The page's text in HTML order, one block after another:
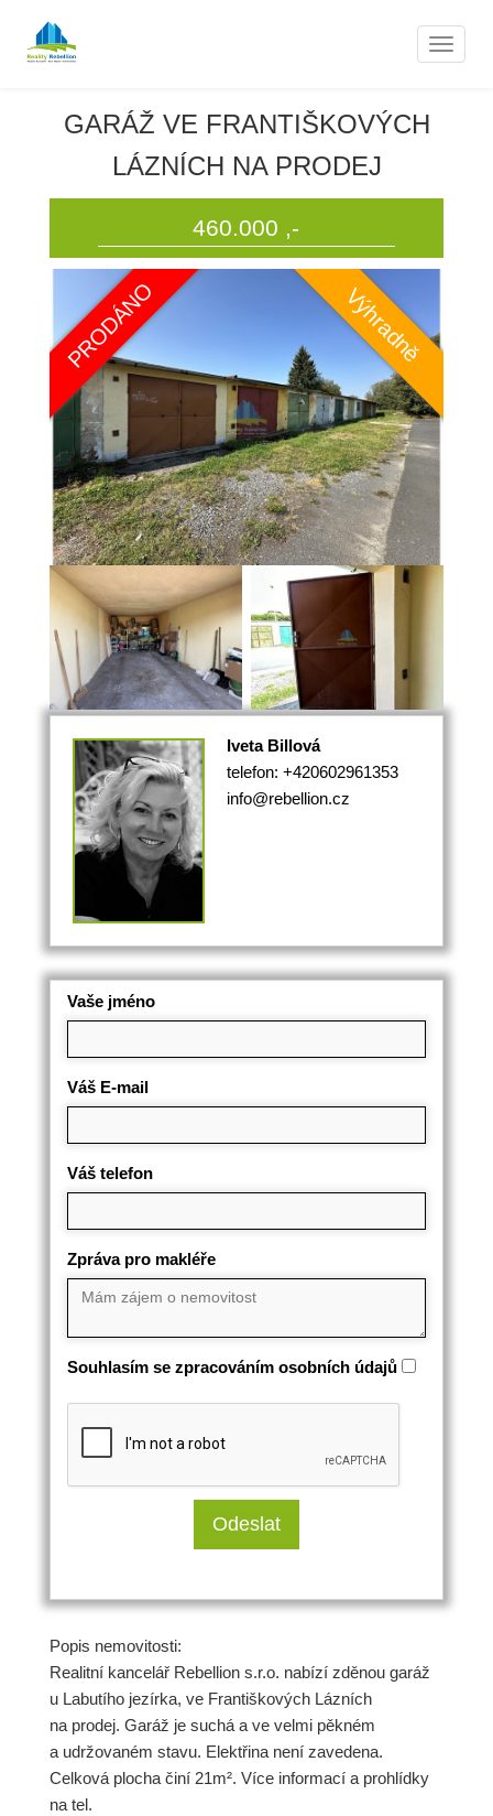
Nemovitosti
GARÁŽ VE FRANTIŠKOVÝCH
LÁZNÍCH NA PRODEJ
460.000 ,-
Iveta Billová
telefon: +420602961353
info@rebellion.cz
Vaše jméno
Váš E-mail
Váš telefon
Zpráva pro makléře
Souhlasím se zpracováním osobních údajů
Popis nemovitosti:
Realitní kancelář Rebellion s.r.o. nabízí zděnou garáž
u Labutího jezírka, ve Františkových Lázních
na prodej. Garáž je suchá a ve velmi pěkném
a udržovaném stavu. Elektřina není zavedena.
Celková plocha činí 21m². Více informací a prohlídky
na tel.